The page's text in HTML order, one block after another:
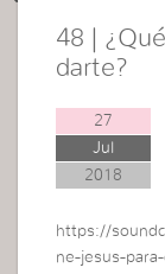
48 |
darte?
27
Jul
2018
https://
ne-jesus-